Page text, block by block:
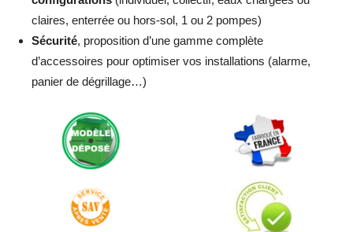
claires, enterrée ou hors-sol, 1 ou 2 pompes)
Sécurité, proposition d’une gamme complète
d’accessoires pour optimiser vos installations (alarme,
panier de dégrillage…)